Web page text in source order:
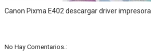
Canon Pixma E402 descargar driver impresora
No Hay Comentarios.: